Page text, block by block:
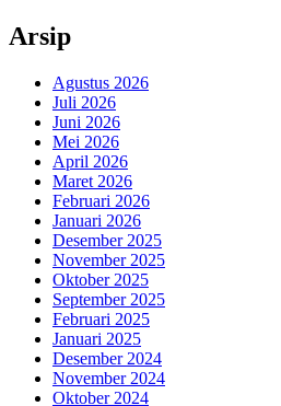
Arsip
Agustus 2026
Juli 2026
Juni 2026
Mei 2026
April 2026
Maret 2026
Februari 2026
Januari 2026
Desember 2025
November 2025
Oktober 2025
September 2025
Februari 2025
Januari 2025
Desember 2024
November 2024
Oktober 2024